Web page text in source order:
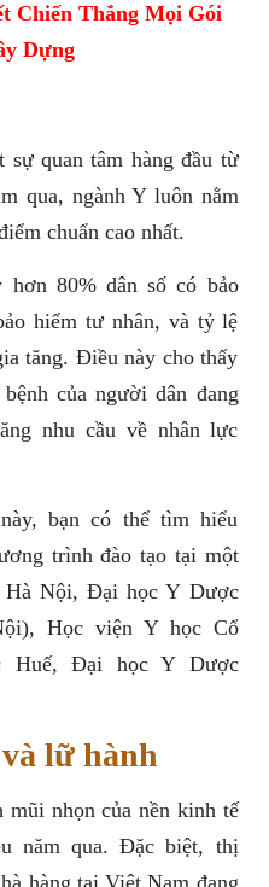
Chiến Thắng Mọi Gói
Dựng
sự quan tâm hàng đầu từ
qua, ngành Y luôn nằm
chuẩn cao nhất.
hơn 80% dân số có bảo
hiểm tư nhân, và tỷ lệ
tăng. Điều này cho thấy
của người dân đang
nhu cầu về nhân lực
bạn có thể tìm hiểu
trình đào tạo tại một
Nội, Đại học Y Dược
Học viện Y học Cổ
Huế, Đại học Y Dược
lữ hành
nhọn của nền kinh tế
năm qua. Đặc biệt, thị